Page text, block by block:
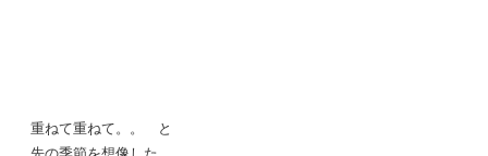
重ねて重ねて。。 と